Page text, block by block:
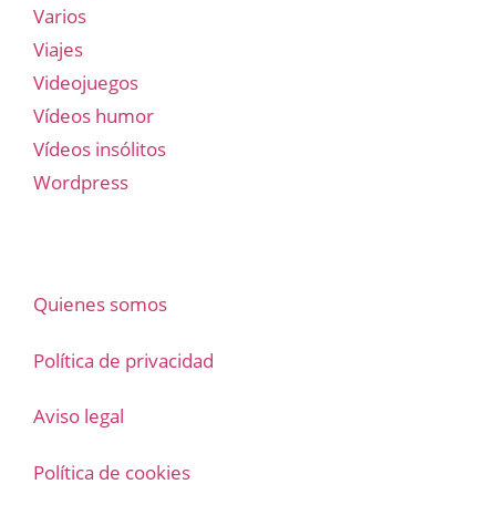
Varios
Viajes
Videojuegos
Vídeos humor
Vídeos insólitos
Wordpress
Quienes somos
Política de privacidad
Aviso legal
Política de cookies